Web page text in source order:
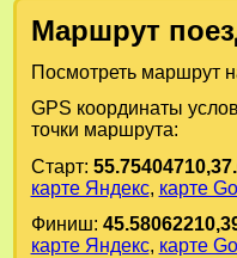
Маршрут
Посмотреть маршрут
GPS координаты
точки маршрута:
Старт:
карте Яндекс, карте
Финиш:
карте Яндекс, карте